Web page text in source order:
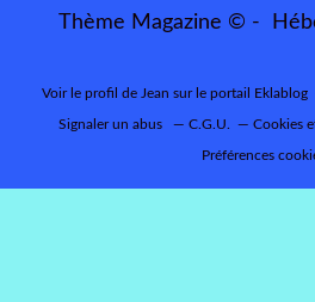
Thème Magazine © -
Voir le profil de Jean sur le portail Eklablog
Signaler un abus C.G.U. Cookies
Préférences